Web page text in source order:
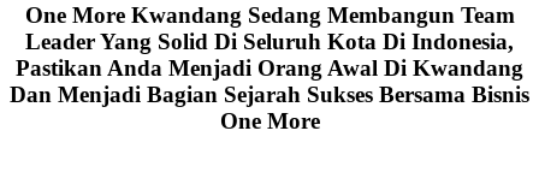
One More Kwandang Sedang Membangun Team
Leader Yang Solid Di Seluruh Kota Di Indonesia,
Pastikan Anda Menjadi Orang Awal Di Kwandang
Dan Menjadi Bagian Sejarah Sukses Bersama Bisnis
One More